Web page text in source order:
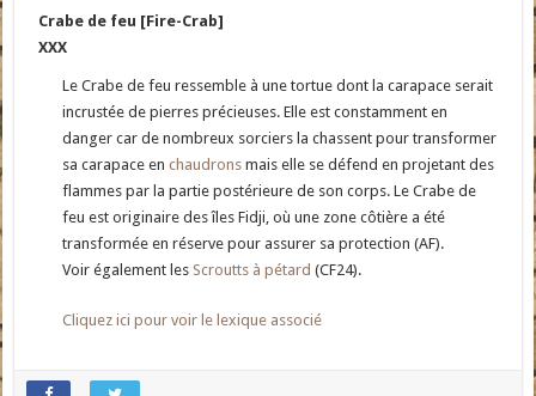
Crabe de feu [Fire-Crab]
XXX
Le Crabe de feu ressemble à une tortue dont la carapace serait
incrustée de pierres précieuses. Elle est constamment en
danger car de nombreux sorciers la chassent pour transformer
sa carapace enchaudrons mais elle se défend en projetant des
flammes par la partie postérieure de son corps. Le Crabe de
feu est originaire des îles Fidji, où une zone côtière a été
transformée en réserve pour assurer sa protection (AF).
Voir également les Scroutts à pétard (CF24).
Cliquez ici pour voir le lexique associé